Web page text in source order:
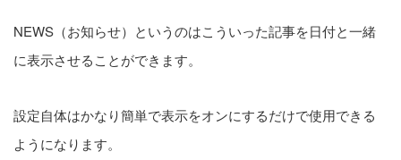
NEWS（お知らせ）というのはこういった記事を日付と一緒
に表示させることができます。
設定自体はかなり簡単で表示をオンにするだけで使用できる
ようになります。